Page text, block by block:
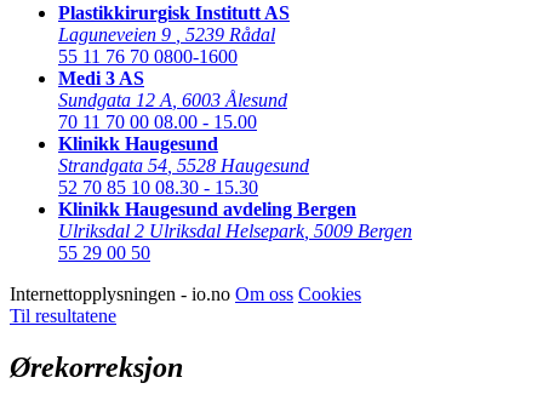
Plastikkirurgisk Institutt AS
Laguneveien 9
5239 Rådal
55 11 76 70 0800-1600
Medi 3 AS
Sundgata 12 A 6003 Ålesund
70 11 70 00 08.00 - 15.00
Klinikk Haugesund
Strandgata 54 5528 Haugesund
52 70 85 10 08.30 - 15.30
Klinikk Haugesund avdeling Bergen
Ulriksdal 2 Ulriksdal Helsepark, 5009 Bergen
55 29 00 50
Internettopplysningen - io.no Om oss Cookies
Til resultatene
Ørekorreksjon